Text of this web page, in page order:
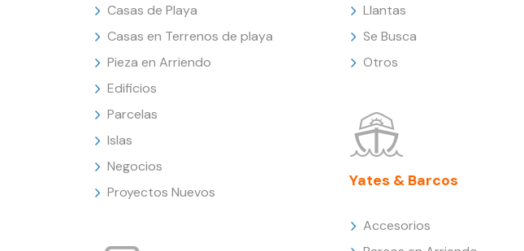
Casas de Playa
Casas en Terrenos de playa
Pieza en Arriendo
Edificios
Parcelas
Islas
Negocios
Proyectos Nuevos
Llantas
Se Busca
Otros
Yates & Barcos
Accesorios